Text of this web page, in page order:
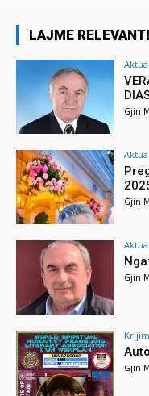
LAJME
Gjin
Gjin
Gjin
Gjin